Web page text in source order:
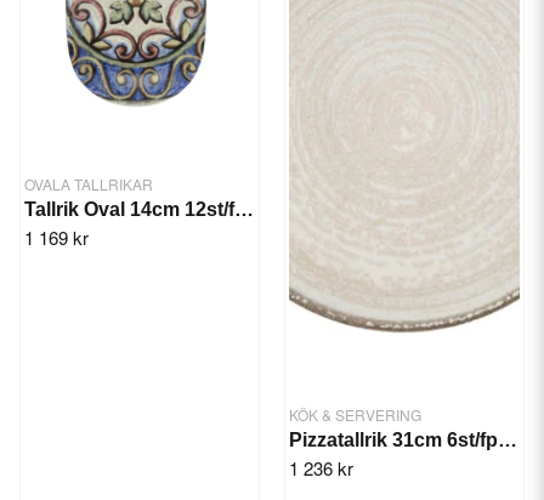
OVALA TALLRIKAR
Tallrik Oval 14cm 12st/frp. Amalfi Magnus
1 169 kr
KÖK & SERVERING
Pizzatallrik 31cm 6st/fp. Mocha Mesa
1 236 kr